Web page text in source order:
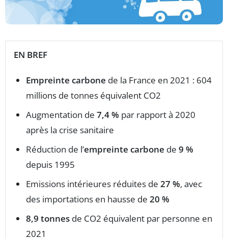
EN BREF
Empreinte carbone de la France en 2021 : 604
millions de tonnes équivalent CO2
Augmentation de 7,4 % par rapport à 2020
après la crise sanitaire
Réduction de l’empreinte carbone de 9 %
depuis 1995
Emissions intérieures réduites de 27 %, avec
des importations en hausse de 20 %
8,9 tonnes de CO2 équivalent par personne en
2021